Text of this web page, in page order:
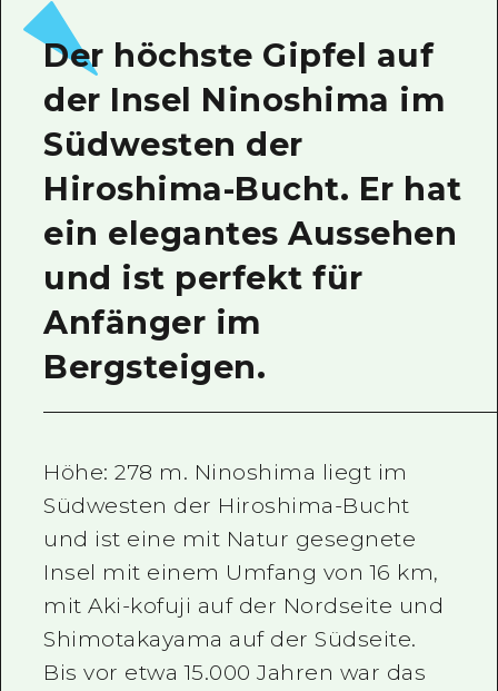
Videos von Hiroshima
Foto-Download
Der höchste Gipfel auf
der Insel Ninoshima im
Südwesten der
Hiroshima-Bucht. Er hat
ein elegantes Aussehen
und ist perfekt für
Anfänger im
Bergsteigen.
Höhe: 278 m. Ninoshima liegt im
Südwesten der Hiroshima-Bucht
und ist eine mit Natur gesegnete
Insel mit einem Umfang von 16 km,
mit Aki-kofuji auf der Nordseite und
Shimotakayama auf der Südseite.
Bis vor etwa 15.000 Jahren war das